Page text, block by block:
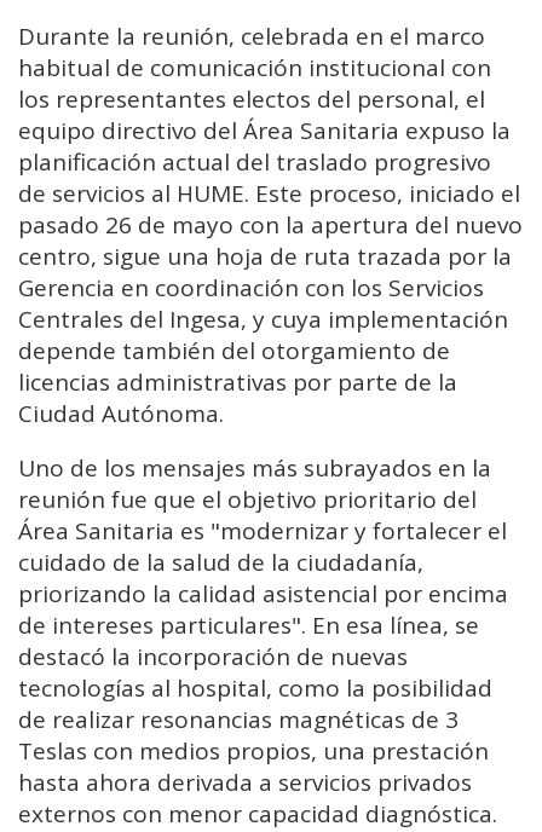
Durante la reunión, celebrada en el marco
habitual de comunicación institucional con
los representantes electos del personal, el
equipo directivo del Área Sanitaria expuso la
planificación actual del traslado progresivo
de servicios al HUME. Este proceso, iniciado el
pasado 26 de mayo con la apertura del nuevo
centro, sigue una hoja de ruta trazada por la
Gerencia en coordinación con los Servicios
Centrales del Ingesa, y cuya implementación
depende también del otorgamiento de
licencias administrativas por parte de la
Ciudad Autónoma.
Uno de los mensajes más subrayados en la
reunión fue que el objetivo prioritario del
Área Sanitaria es "modernizar y fortalecer el
cuidado de la salud de la ciudadanía,
priorizando la calidad asistencial por encima
de intereses particulares". En esa línea, se
destacó la incorporación de nuevas
tecnologías al hospital, como la posibilidad
de realizar resonancias magnéticas de 3
Teslas con medios propios, una prestación
hasta ahora derivada a servicios privados
externos con menor capacidad diagnóstica.